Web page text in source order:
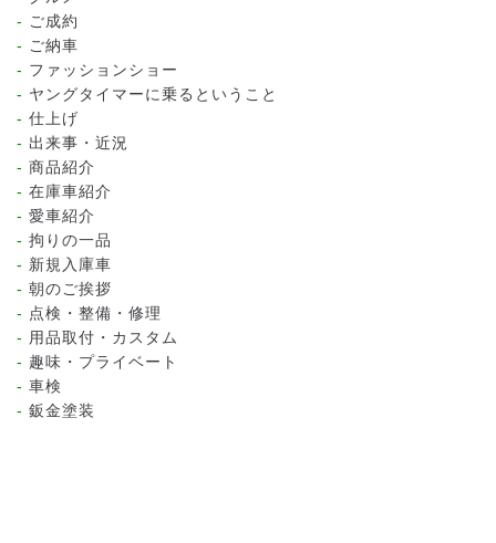
ご成約
ご納車
ファッションショー
ヤングタイマーに乗るということ
仕上げ
出来事・近況
商品紹介
在庫車紹介
愛車紹介
拘りの一品
新規入庫車
朝のご挨拶
点検・整備・修理
用品取付・カスタム
趣味・プライベート
車検
鈑金塗装